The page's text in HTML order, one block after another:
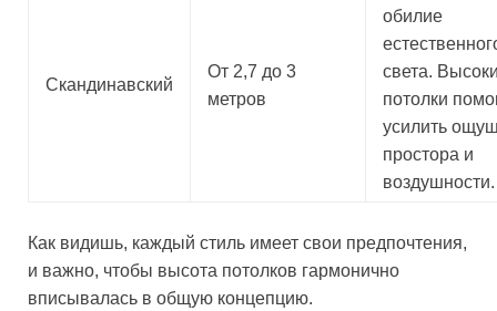
Скандинавский
От 2,7 до 3
метров
обилие
света.
потолки
усилить
простора и
воздушности.
Как видишь, каждый стиль имеет свои предпочтения,
и важно, чтобы высота потолков гармонично
вписывалась в общую концепцию.